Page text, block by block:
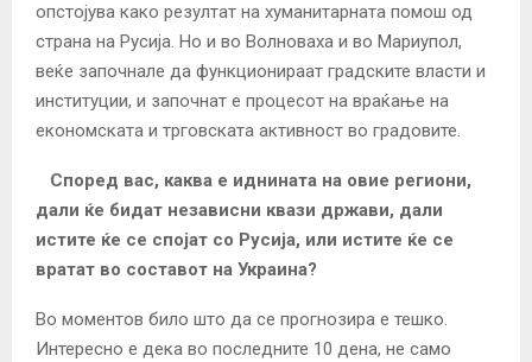
опстојува како резултат на хуманитарната помош од
страна на Русија. Но и во Волноваха и во Мариупол,
веќе започнале да функционираат градските власти и
институции, и започнат е процесот на враќање на
економската и трговската активност во градовите.
Според вас, каква е иднината на овие региони,
дали ќе бидат независни квази држави, дали
истите ќе се спојат со Русија, или истите ќе се
вратат во составот на Украина?
Во моментов било што да се прогнозира е тешко.
Интересно е дека во последните 10 дена, не само